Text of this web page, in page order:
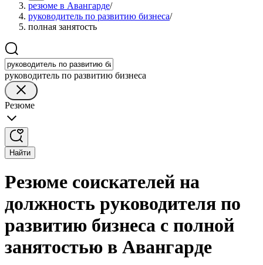
резюме в Авангарде/
руководитель по развитию бизнеса/
полная занятость
руководитель по развитию бизнеса
Резюме
Найти
Резюме соискателей на
должность руководителя по
развитию бизнеса с полной
занятостью в Авангарде